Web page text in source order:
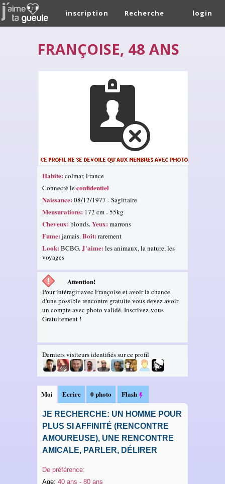
inscription Recherche login
FRANÇOISE, 48 ANS
Habite: colmar, France
Connecté leconfidentiel
Naissance: 08/12/1977 - Sagittaire
Mensurations: 172 cm - 55kg
Cheveux: blonds.Yeux: marrons
Fume: jamais.Boit: rarement
Look: BCBG.J'aime: les animaux, la nature, les
voyages
Attention!
Pour intéragir avec Françoise et avoir la chance
d'une possible rencontre gratuite vous devez avoir
un compte avec photo validé. Inscrivez-vous
Gratuitement !
Derniers visiteurs identifiés sur ce profil
Moi
JE RECHERCHE: UN HOMME POUR
PLUS SI AFFINITÉ (RENCONTRE
AMOUREUSE), UNE RENCONTRE
AMICALE, PARLER, DÉLIRER
De préférence:
Age: 40 ans - 80 ans
Ecrire 0 photo Flash